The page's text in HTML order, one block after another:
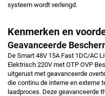
systeem wordt verlengd.
Kenmerken en
Geavanceerde
De Smart 48V 15A Fast 1DC/AC
Elektrisch 220V met OTP OVP
uitgerust met geavanceerde
die continu de interne en externe
laadproces. Deze geavanceerde